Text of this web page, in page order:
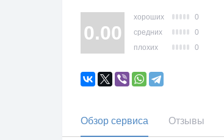
0.00
хороших
0
средних
0
плохих
0
Обзор сервиса Отзывы